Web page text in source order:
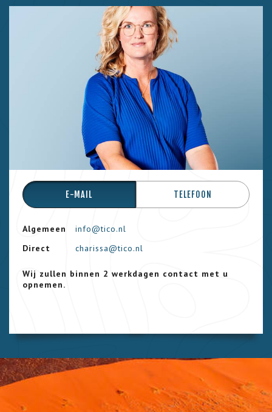
E-MAIL TELEFOON
Algemeen
info@tico.nl
Direct
charissa@tico.nl
Wij zullen binnen 2 werkdagen contact met u
opnemen.